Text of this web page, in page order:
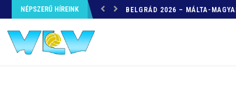
NÉPSZERŰ HÍREINK
HELYZETKÉP AZ EB-RŐL – A